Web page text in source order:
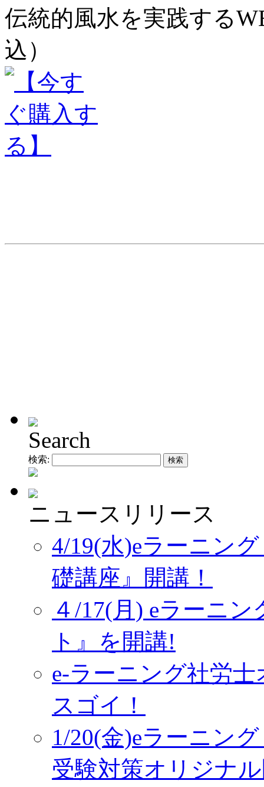
伝統的風水を実践する
込）
Search
検索:
ニュースリリース
4/19(水)eラーニン
礎講座』開講！
４/17(月) eラーニ
ト』を開講!
e-ラーニング社労
スゴイ！
1/20(金)eラーニン
受験対策オリジナ